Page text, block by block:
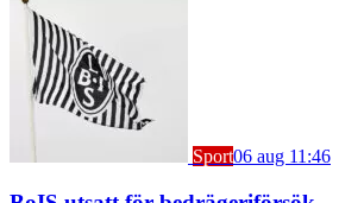
Sport06 aug 11:46